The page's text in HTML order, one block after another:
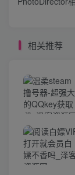
相关推荐